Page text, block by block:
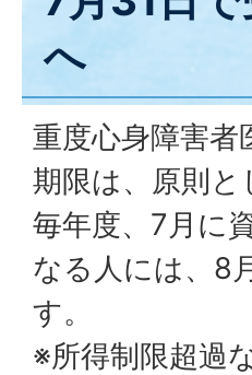
へ
重度心身障害者
期限は、原則
毎年度、7月に
なる人には、8
す。
※所得制限超過